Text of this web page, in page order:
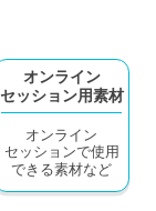
オンライン
セッション用素材
オンライン
セッションで使用
できる素材など